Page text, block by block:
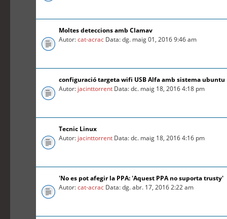
Moltes deteccions amb Clamav
Autor:cat-acrac Data: dg. maig 01, 2016 9:46 am
configuració targeta wifi USB Alfa amb sistema ubuntu
Autor: jacinttorrent Data: dc. maig 18, 2016 4:18 pm
Tecnic Linux
Autor: jacinttorrent Data: dc. maig 18, 2016 4:16 pm
'No es pot afegir la PPA: 'Aquest PPA no suporta trusty'
Autor:cat-acrac Data: dg. abr. 17, 2016 2:22 am